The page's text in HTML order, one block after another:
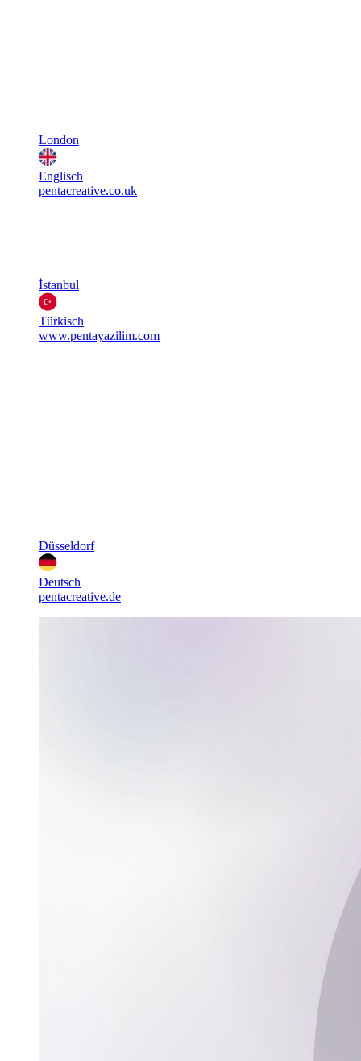
London
Englisch
pentacreative.co.uk
İstanbul
Türkisch
www.pentayazilim.com
Düsseldorf
Deutsch
pentacreative.de